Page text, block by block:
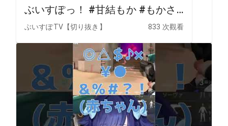
ぶいすぽっ！ #甘結もか #もかさ
ーん #スト６ #StreetFighter6
ぶいすぽTV【切り抜き】 833 次觀看